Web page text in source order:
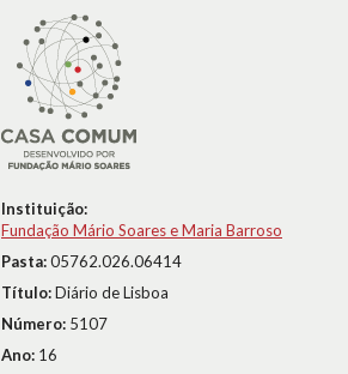
Instituição:
Fundação Mário Soares e Maria Barroso
Pasta:05762.026.06414
Título:Diário de Lisboa
Número: 5107
Ano: 16